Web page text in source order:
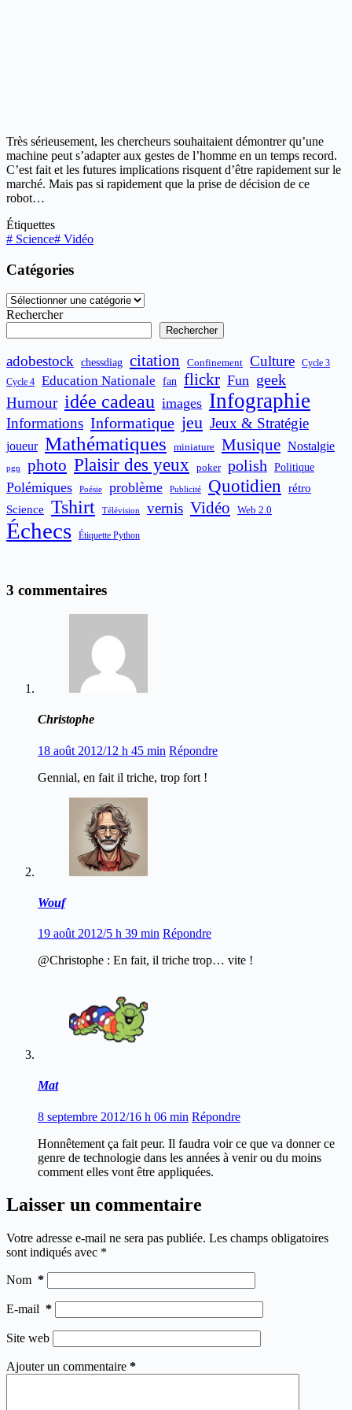
Très sérieusement, les chercheurs souhaitaient démontrer qu’une
machine peut s’adapter aux gestes de l’homme en un temps record.
C’est fait et les futures implications risquent d’être rapidement sur le
marché. Mais pas si rapidement que la prise de décision de ce
robot…
Étiquettes
# Science# Vidéo
Catégories
Catégories
Rechercher
Rechercher
adobestock chessdiag citation Confinement Culture
Cycle 3
Cycle 4
Education Nationale fan flickr Fun geek
Humour idée cadeau images Infographie
Informations Informatique jeu Jeux & Stratégie
joueur Mathématiques miniature Musique Nostalgie
pgn photo Plaisir des yeux poker polish Politique
Polémiques Poésie problème Publicité Quotidien
rétro
Science
Tshirt Télévision vernis Vidéo Web 2.0
Échecs Étiquette Python
3 commentaires
Christophe
18 août 2012/12 h 45 min Répondre
Gennial, en fait il triche, trop fort !
Wouf
19 août 2012/5 h 39 min Répondre
@Christophe : En fait, il triche trop… vite !
Mat
8 septembre 2012/16 h 06 min Répondre
Honnêtement ça fait peur. Il faudra voir ce que va donner ce
genre de technologie dans les années à venir ou du moins
comment elles vont être appliquées.
Laisser un commentaire
Votre adresse e-mail ne sera pas publiée. Les champs obligatoires
sont indiqués avec *
Nom *
E-mail *
Site web
Ajouter un commentaire *